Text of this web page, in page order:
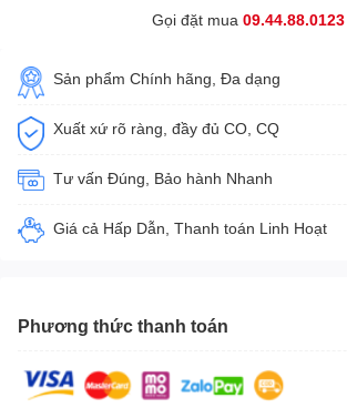
Gọi đặt mua 09.44.88.0123
Sản phẩm Chính hãng, Đa dạng
Xuất xứ rõ ràng, đầy đủ CO, CQ
Tư vấn Đúng, Bảo hành Nhanh
Giá cả Hấp Dẫn, Thanh toán Linh Hoạt
Phương thức thanh toán